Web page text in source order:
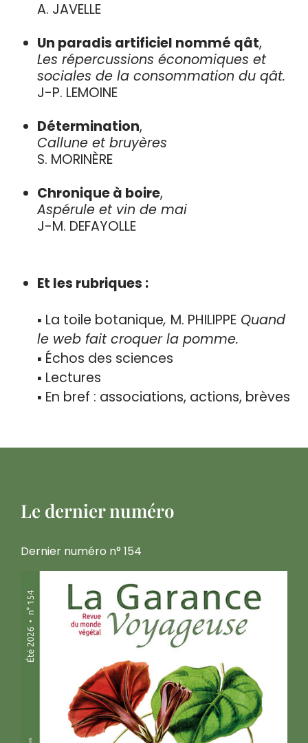
A. JAVELLE
Un paradis artificiel nommé qât,
Les répercussions économiques et
sociales de la consommation du qât.
J-P. LEMOINE
Détermination,
Callune et bruyères
S. MORINÈRE
Chronique à boire,
Aspérule et vin de mai
J-M. DEFAYOLLE
Et les rubriques :
▪ La toile botanique, M. PHILIPPE Quand
le web fait croquer la pomme.
▪ Échos des sciences
▪ Lectures
▪ En bref : associations, actions, brèves
Le dernier numéro
Dernier numéro n° 154